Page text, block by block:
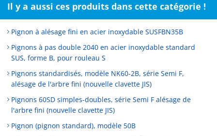
Il y a aussi ces produits dans cette catégorie !
Pignon à alésage fini en acier inoxydable SUSFBN35B
Pignons à pas double 2040 en acier inoxydable standard
SUS, forme B, pour rouleau S
Pignons standardisés, modèle NK60-2B, série Semi F,
alésage de l'arbre fini (nouvelle clavette JIS)
Pignons 60SD simples-doubles, série Semi F alésage de
l'arbre fini (nouvelle clavette JIS)
Pignon (pignon standard), modèle 50B